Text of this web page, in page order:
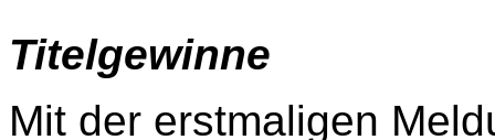
Titelgewinne
Mit der erstmaligen